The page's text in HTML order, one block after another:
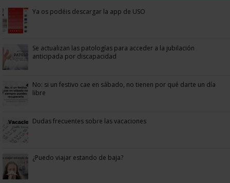
Ya os podéis descargar la app de USO
Se actualizan las patologías para acceder a la jubilación
anticipada por discapacidad
No: si un festivo cae en sábado, no tienen por qué darte un día
libre
Dudas frecuentes sobre las vacaciones
¿Puedo viajar estando de baja?